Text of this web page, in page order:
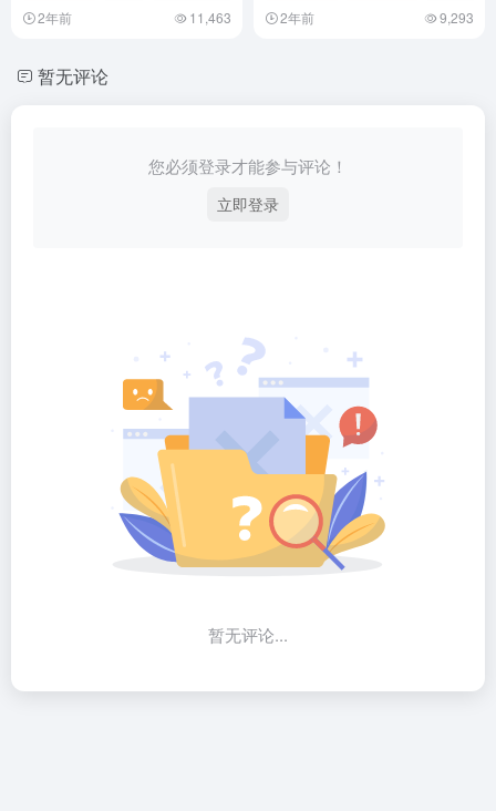
2年前 11,463 2年前 9,293
暂无评论
您必须登录才能参与评论！
立即登录
暂无评论...